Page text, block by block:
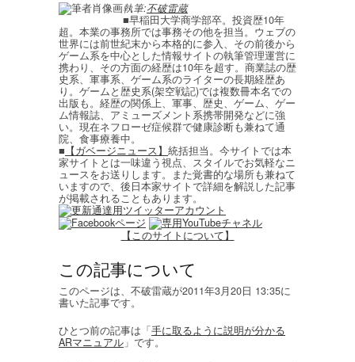
執筆:不破雷蔵
■早稲田大学商学部卒。投資歴10年
超。本業の事務所では事務その他を担当。ウェブの
世界には前世紀末から本格的に参入、その前後から
ゲーム系を中心とした情報サイトの執筆管理運営に
携わり、その方面の経歴は10年を超す。商業誌の歴
史系、軍事系、ゲーム系のライターの長期経歴あ
り。ゲームと歴史系(架空戦記)では複数冊本名での
出版も。経歴の関係上、軍事、歴史、ゲーム、ゲー
ム情報誌、アミューズメント系携帯開発などに強
い。現在ネフローゼ症候群で健康診断も兼ねて通
院、食事療養中。
■ 【ガベージニュース】 統括担当。今サイトでは本
家サイトとは一味違う視点、スタイルでお気軽なニ
ュースをお送りします。また覚書的な場所も兼ねて
いますので、後日本家サイトで詳細を解説した記事
が掲載されることもあります。
【このサイトについて】
この記事について
このページは、不破雷蔵が2011年3月20日 13:35に
書いた記事です。
ひとつ前の記事は「手に取るように説明が分かる
ARマニュアル 」です。